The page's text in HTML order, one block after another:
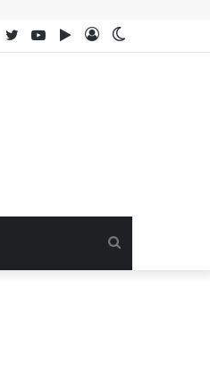
Log
Google
YouTube
Twitter
Facebook